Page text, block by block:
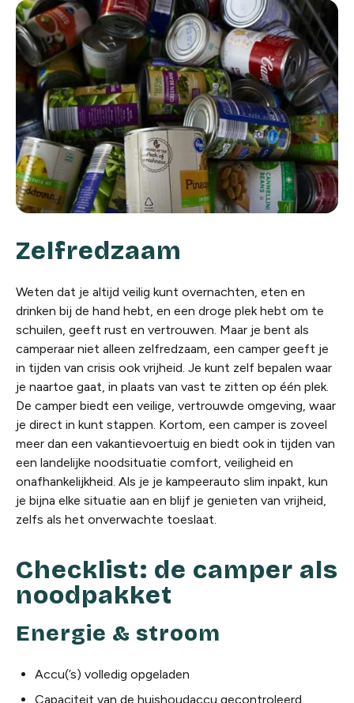
Zelfredzaam
Weten dat je altijd veilig kunt overnachten, eten en
drinken bij de hand hebt, en een droge plek hebt om te
schuilen, geeft rust en vertrouwen. Maar je bent als
camperaar niet alleen zelfredzaam, een camper geeft je
in tijden van crisis ook vrijheid. Je kunt zelf bepalen waar
je naartoe gaat, in plaats van vast te zitten op één plek.
De camper biedt een veilige, vertrouwde omgeving, waar
je direct in kunt stappen. Kortom, een camper is zoveel
meer dan een vakantievoertuig en biedt ook in tijden van
een landelijke noodsituatie comfort, veiligheid en
onafhankelijkheid. Als je je kampeerauto slim inpakt, kun
je bijna elke situatie aan en blijf je genieten van vrijheid,
zelfs als het onverwachte toeslaat.
Checklist: de camper als
noodpakket
Energie & stroom
Accu(’s) volledig opgeladen
Capaciteit van de huishoudaccu gecontroleerd